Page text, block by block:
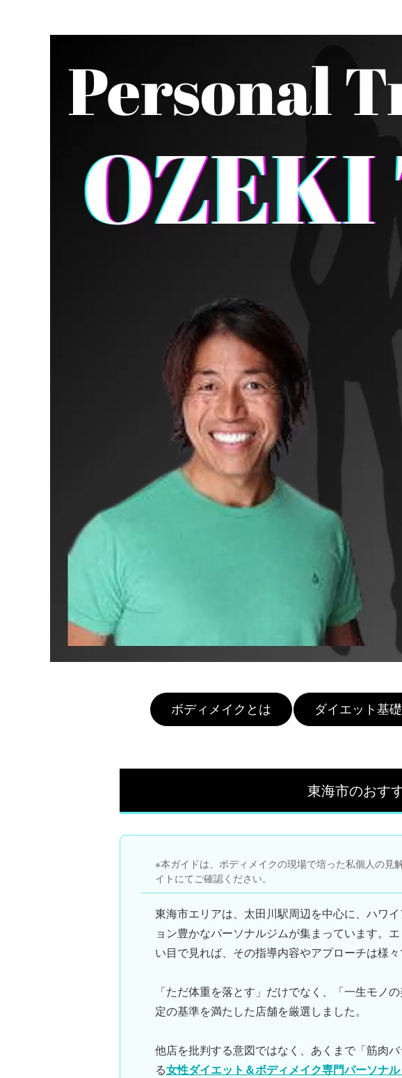
ボディメイクとは ダイエット基
東海市のおす
※本ガイドは、ボディメイクの現場で培った私個人の
イトにてご確認ください。
東海市エリアは、太田川駅周辺を中心に、ハワ
ョン豊かなパーソナルジムが集まっています。
い目で見れば、その指導内容やアプローチは様々
「ただ体重を落とす」だけでなく、 「一生モノ
定の基準を満たした店舗を厳選しました。
他店を批判する意図ではなく、あくまで「筋肉
る女性ダイエット＆ボディメイク専門パーソナ